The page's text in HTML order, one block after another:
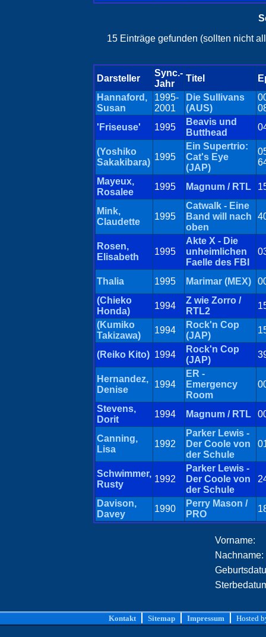
15 Einträge gefunden (sollten nicht
Darsteller
Sync.-
Jahr
Titel
Hannaford,
Susan
1995-
2001
Die Sullivans
(AUS)
'Friseuse'
1995
Beavis und
Butthead
(Yoshiko
Sakakibara)
1995
Ein Supertrio:
Cat's Eye
(JAP)
Mayeux,
Rosalee
1995 Magnum / RTL
Mink,
Claudette
1995
Catwalk - Eine
Band will nach
oben
Rosen,
Elisabeth
1995
Akte X - Die
unheimlichen
Faelle des FBI
Thalia 1995 Marimar (MEX)
(Chieko
Honda)
1994
Z wie Zorro /
RTL2
(Kumiko
Takizawa)
1994
Rock'n Cop
(JAP)
(Reiko Kito) 1994
Rock'n Cop
(JAP)
Hernandez,
Denise
1994
ER -
Emergency
Room
Stevens,
Dorit
1994 Magnum / RTL
Canning,
Lisa
1992
Parker Lewis -
Der Coole von
der Schule
Schwimmer,
Rusty
1992
Parker Lewis -
Der Coole von
der Schule
Davison,
Davey
1990
Perry Mason /
PRO
Vorname:
Nachname:
Kontakt Sitemap Impressum Hosted